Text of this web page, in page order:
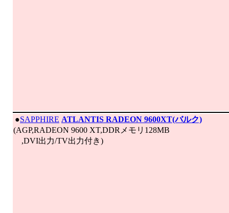
●SAPPHIRE ATLANTIS RADEON 9600XT(バルク)
(AGP,RADEON 9600 XT,DDRメモリ128MB
,DVI出力/TV出力付き)